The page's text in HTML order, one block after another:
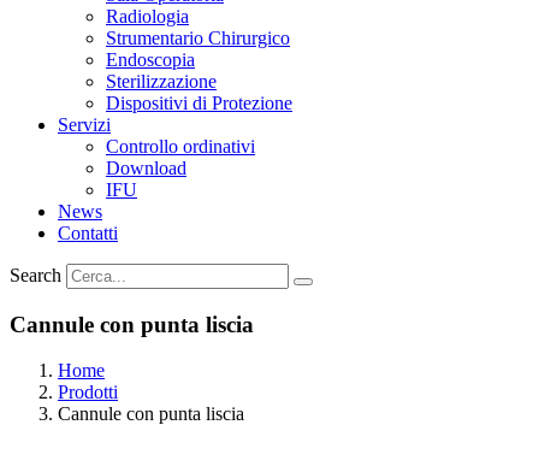
Radiologia
Strumentario Chirurgico
Endoscopia
Sterilizzazione
Dispositivi di Protezione
Servizi
Controllo ordinativi
Download
IFU
News
Contatti
Search
Cannule con punta liscia
Home
Prodotti
Cannule con punta liscia